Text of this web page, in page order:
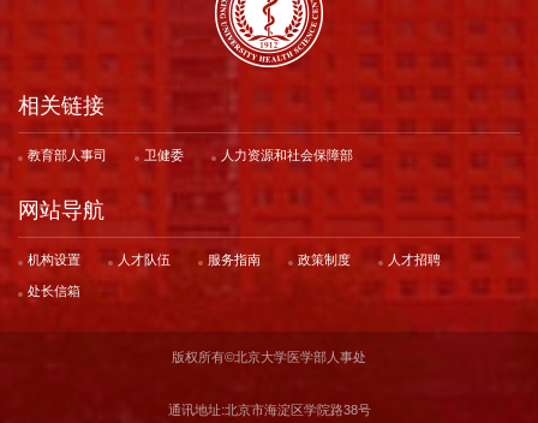
相关链接
教育部人事司 卫健委 人力资源和社会保障部
网站导航
机构设置 人才队伍 服务指南 政策制度 人才招聘
处长信箱
版权所有©️北京大学医学部人事处
通讯地址:北京市海淀区学院路38号